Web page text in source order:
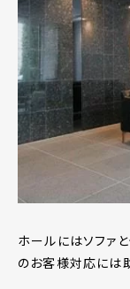
ホールにはソファ
のお客様対応には